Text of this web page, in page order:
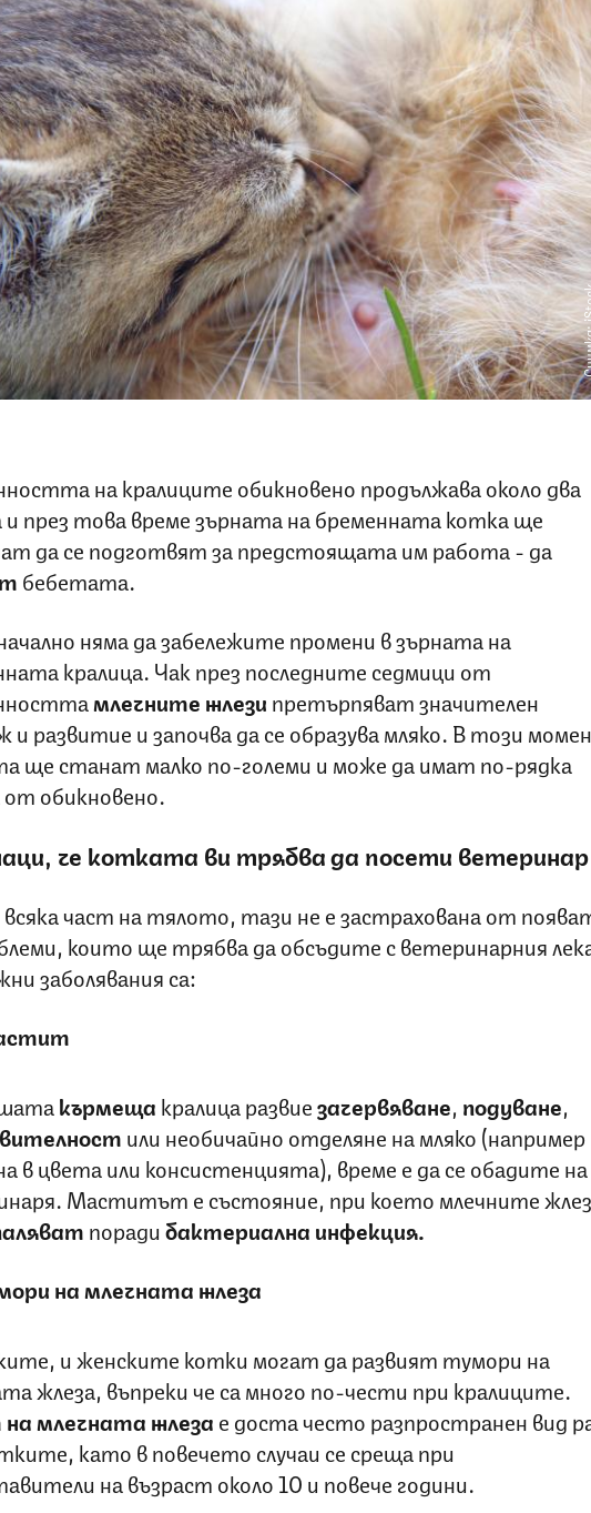
на кралиците обикновено продължава около два
и през това време зърната на бременната котка ще
да се подготвят за предстоящата им работа - да
бебетата.
няма да забележите промени в зърната на
кралица. Чак през последните седмици от
млечните жлези претърпяват значителен
и развитие и започва да се образува мляко. В този
ще станат малко по-големи и може да имат по-рядка
от обикновено.
че котката ви трябва да посети ветеринар
част на тялото, тази не е застрахована от
които ще трябва да обсъдите с ветеринарния
заболявания са:
кърмеща кралица развиезачервяване, подуване,
или необичайно отделяне на мляко (например
в цвета или консистенцията), време е да се обадите на
Маститът е състояние, при което млечните
поради бактериална инфекция.
на млечната жлеза
и женските котки могат да развият тумори на
жлеза, въпреки че са много по-чести при кралиците.
млечната жлеза е доста често разпространен вид
като в повечето случаи се среща при
на възраст около 10 и повече години.